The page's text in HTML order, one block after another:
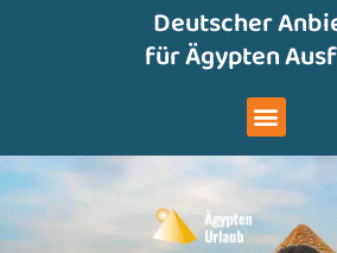
Deutscher
für Ägypten
Menu